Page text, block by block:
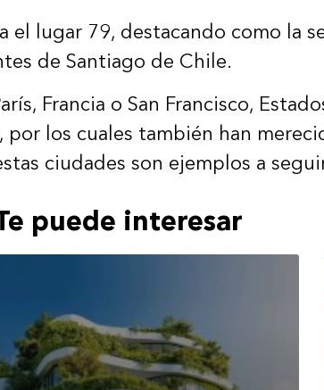
el lugar 79, destacando como la
de Santiago de Chile.
Francia o San Francisco,
los cuales también han
ciudades son ejemplos a
puede interesar